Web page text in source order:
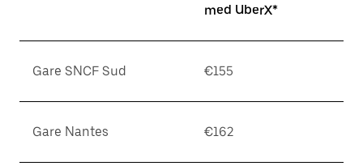
med UberX*
Gare SNCF Sud €155
Gare Nantes €162